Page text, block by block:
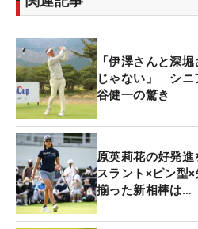
「伊澤さんと深
じゃない」 シニ
谷健一の驚き
原英莉花の好発
スラント×ピン型
揃った新相棒は…